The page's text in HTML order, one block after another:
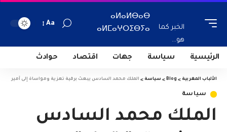
الخبر كما
هو...
ⴰⵍⴰⵍⴱⴰⴱ
ⴰⵍⵎⴰⵖⵔⵉⴱⵢⴰ
Aa
الرئيسية سياسة جهات اقتصاد حوادث
الألباب المغربية >
Blog
> سياسة > الملك محمد السادس يبعث برقية تعزية ومواساة إلى أمير
سياسة
الملك محمد السادس